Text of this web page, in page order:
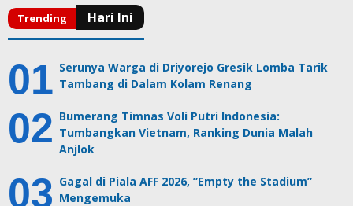
Serunya Warga di Driyorejo Gresik Lomba Tarik
Tambang di Dalam Kolam Renang
Bumerang Timnas Voli Putri Indonesia:
Tumbangkan Vietnam, Ranking Dunia Malah
Anjlok
Gagal di Piala AFF 2026, ”Empty the Stadium”
Mengemuka